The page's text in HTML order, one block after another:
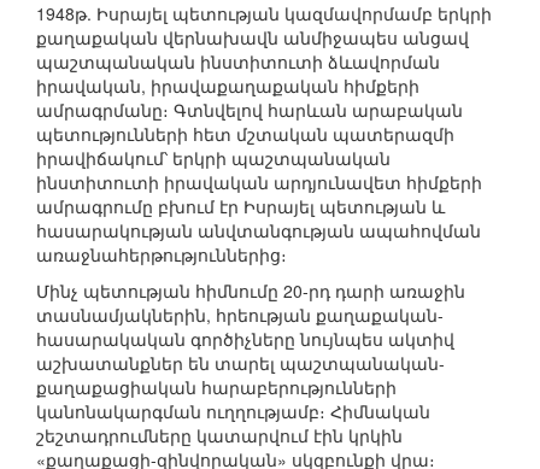
1948թ. Իսրայել պետության կազմավորմամբ երկրի
քաղաքական վերնախավն անմիջապես անցավ
պաշտպանական ինստիտուտի ձևավորման
իրավական, իրավաքաղաքական հիմքերի
ամրագրմանը։ Գտնվելով հարևան արաբական
պետությունների հետ մշտական պատերազմի
իրավիճակում՝ երկրի պաշտպանական
ինստիտուտի իրավական արդյունավետ հիմքերի
ամրագրումը բխում էր Իսրայել պետության և
հասարակության անվտանգության ապահովման
առաջնահերթություններից։
Մինչ պետության հիմնումը 20-րդ դարի առաջին
տասնամյակներին, հրեության քաղաքական-
հասարակական գործիչները նույնպես ակտիվ
աշխատանքներ են տարել պաշտպանական-
քաղաքացիական հարաբերությունների
կանոնակարգման ուղղությամբ։ Հիմնական
շեշտադրումները կատարվում էին կրկին
«քաղաքացի-զինվորական» սկզբունքի վրա։